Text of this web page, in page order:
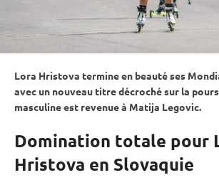
Lora Hristova termine en beauté ses
avec un nouveau titre décroché sur la
masculine est revenue à Matija Legovic.
Domination totale pour
Hristova en Slovaquie